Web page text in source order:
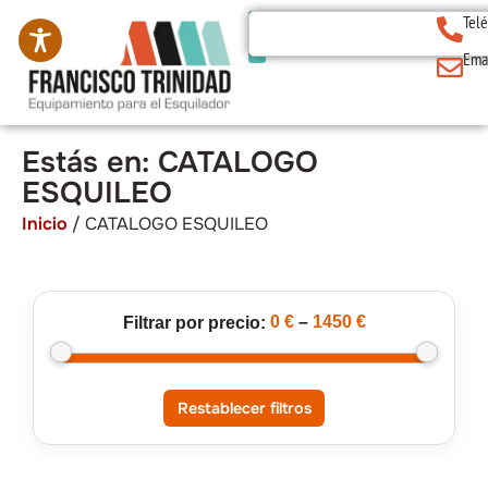
Estás en: CATALOGO
ESQUILEO
Inicio / CATALOGO ESQUILEO
Filtrar por precio: 0 €– 1450 €
Restablecer filtros